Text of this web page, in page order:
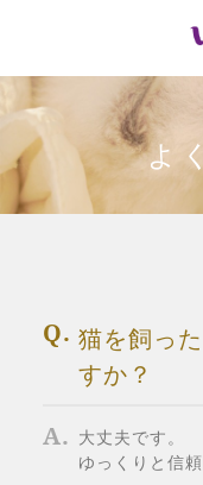
よ
猫を飼っ
すか？
大丈夫です。
ゆっくりと信